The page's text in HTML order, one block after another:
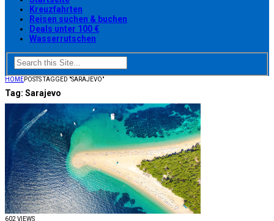
Kreuzfahrten
Reisen suchen & buchen
Deals unter 100 €
Wasserrutschen
HOMEPOSTS TAGGED "SARAJEVO"
Tag: Sarajevo
602 VIEWS